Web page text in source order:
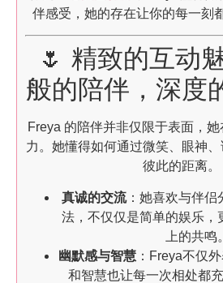
伴感受，她的存在让你的每一刻
🌷 精致的互动
般的陪伴，深度
Freya 的陪伴并非仅限于表面，她
力。她懂得如何通过微笑、眼神
彼此的距离。
真诚的交流：她喜欢与伴侣
法，不仅仅是简单的娱乐，
上的共鸣。
幽默感与智慧：Freya不仅
和智慧也让每一次相处都